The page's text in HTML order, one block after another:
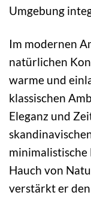
Umgebung
Im modernen
natürlichen
warme und
klassischen
Eleganz und
minimalistische
Hauch von
verstärkt er